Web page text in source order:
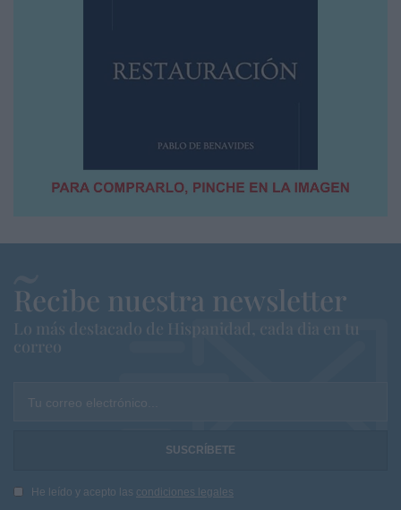
Recibe nuestra newsletter
Lo más destacado de Hispanidad, cada dia en tu
correo
Tu correo electrónico...
He leído y acepto las condiciones legales